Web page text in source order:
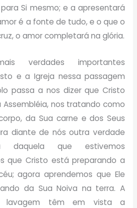
Si mesmo; e a apresentará
é a fonte de tudo, e o que o
o amor completará na glória.
verdades importantes
e a Igreja nessa passagem
passa a nos dizer que Cristo
nos tratando como
da Sua carne e dos Seus
diante de nós outra verdade
daquela que estivemos
que Cristo está preparando a
agora aprendemos que Ele
da Sua Noiva na terra. A
lavagem têm em vista a